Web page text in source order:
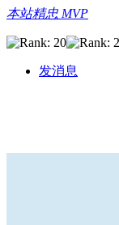
本站精忠 MVP
发消息